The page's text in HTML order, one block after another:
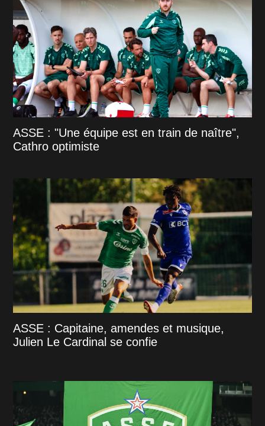
ASSE : "Une équipe est en train de naître",
Cathro optimiste
ASSE : Capitaine, amendes et musique,
Julien Le Cardinal se confie